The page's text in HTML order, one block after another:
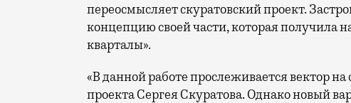
переосмысляет скуратовский проект.
концепцию своей части, которая получила
кварталы».
«В данной работе прослеживается вектор
проекта Сергея Скуратова. Однако новый